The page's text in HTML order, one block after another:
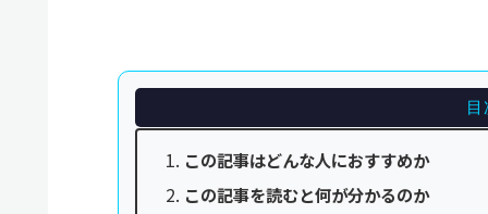
目
この記事はどんな人におすすめか
この記事を読むと何が分かるのか